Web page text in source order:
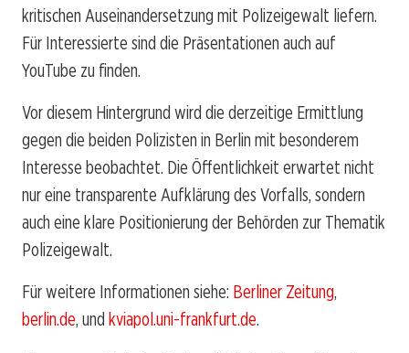
kritischen Auseinandersetzung mit Polizeigewalt liefern.
Für Interessierte sind die Präsentationen auch auf
YouTube zu finden.
Vor diesem Hintergrund wird die derzeitige Ermittlung
gegen die beiden Polizisten in Berlin mit besonderem
Interesse beobachtet. Die Öffentlichkeit erwartet nicht
nur eine transparente Aufklärung des Vorfalls, sondern
auch eine klare Positionierung der Behörden zur Thematik
Polizeigewalt.
Für weitere Informationen siehe: Berliner Zeitung,
berlin.de, und kviapol.uni-frankfurt.de.